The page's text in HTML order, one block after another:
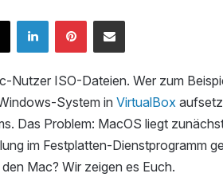
Nutzer ISO-Dateien. Wer zum
System in VirtualBox
Das Problem: MacOS liegt
im Festplatten-Dienstprogramm
Mac? Wir zeigen es Euch.